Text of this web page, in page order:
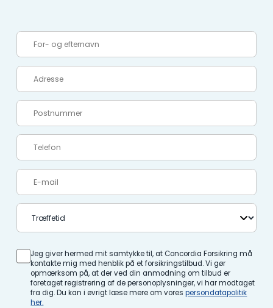
Jeg giver hermed mit samtykke til, at Concordia Forsikring må
kontakte mig med henblik på et forsikringstilbud. Vi gør
opmærksom på, at der ved din anmodning om tilbud er
foretaget registrering af de personoplysninger, vi har modtaget
fra dig. Du kan i øvrigt læse mere om vorespersondatapolitik
her.